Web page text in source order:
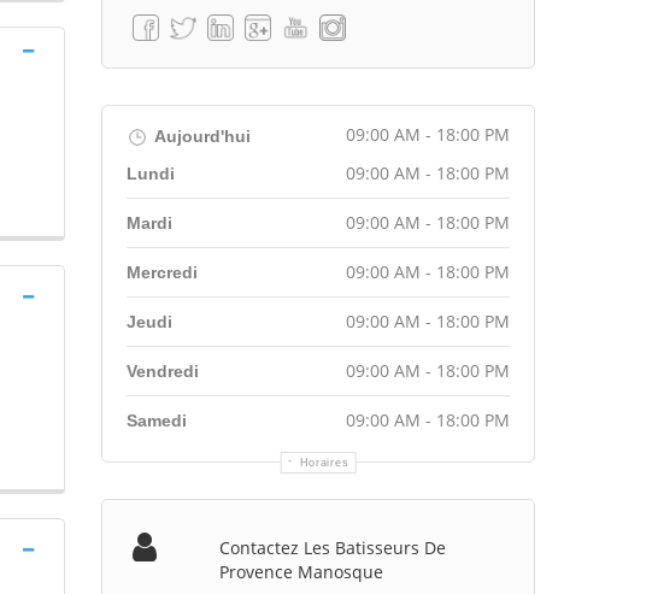
Aujourd'hui 09:00 AM - 18:00 PM
Horaires
Lundi 09:00 AM - 18:00 PM
Mardi 09:00 AM - 18:00 PM
Mercredi 09:00 AM - 18:00 PM
Jeudi 09:00 AM - 18:00 PM
Vendredi 09:00 AM - 18:00 PM
Samedi 09:00 AM - 18:00 PM
Contactez Les Batisseurs De
Provence Manosque